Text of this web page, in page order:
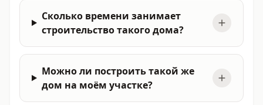
Сколько времени занимает
строительство такого дома?
Можно ли построить такой же
дом на моём участке?